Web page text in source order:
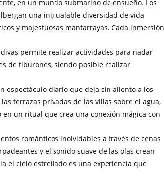
en un mundo submarino de ensueño. Los
una inigualable diversidad de vida
y majestuosas mantarrayas. Cada inmersión
permite realizar actividades para nadar
de tiburones, siendo posible realizar
espectáculo diario que deja sin aliento a los
terrazas privadas de las villas sobre el agua,
un ritual que crea una conexión mágica con
románticos inolvidables a través de cenas
y el sonido suave de las olas crean
el cielo estrellado es una experiencia que